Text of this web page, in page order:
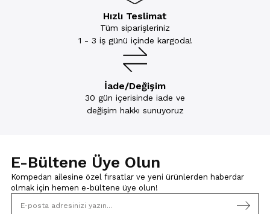
Hızlı Teslimat
Tüm siparişleriniz
1 - 3 iş günü içinde kargoda!
İade/Değişim
30 gün içerisinde iade ve
değişim hakkı sunuyoruz
E-Bültene Üye Olun
Kompedan ailesine özel fırsatlar ve yeni ürünlerden haberdar
olmak için hemen e-bültene üye olun!